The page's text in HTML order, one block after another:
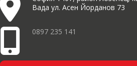
Вада ул. Асен Йорданов 73
0897 235 141